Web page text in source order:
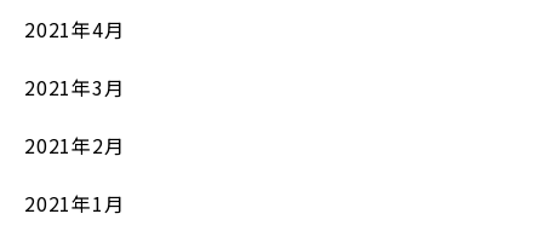
2021年4月
2021年3月
2021年2月
2021年1月